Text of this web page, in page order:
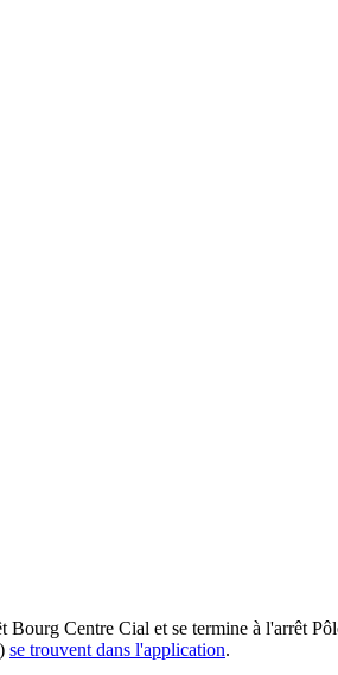
Centre Cial et se termine à l'arrêt
se trouvent dans l'application.